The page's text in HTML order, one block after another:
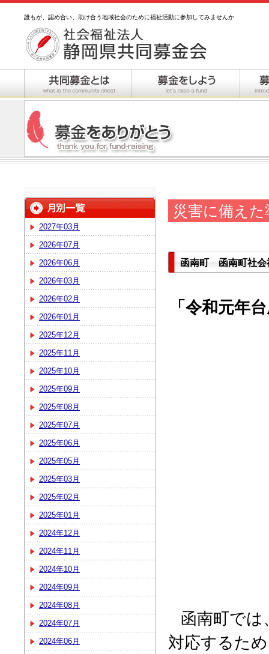
誰もが、認め合い、助け合う地域社会のために福祉活動に参加してみませんか
2027年03月
2026年07月
2026年06月
2026年03月
2026年02月
2026年01月
2025年12月
2025年11月
2025年10月
2025年09月
2025年08月
2025年07月
2025年06月
2025年05月
2025年03月
2025年02月
2025年01月
2024年12月
2024年11月
2024年10月
2024年09月
2024年08月
2024年07月
2024年06月
災害に備え
函南町 函南町社会
「令和元年
函南町では
対応するた